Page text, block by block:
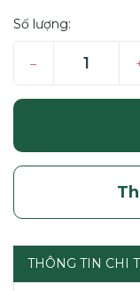
Số lượng:
–
THÔNG TIN CHI